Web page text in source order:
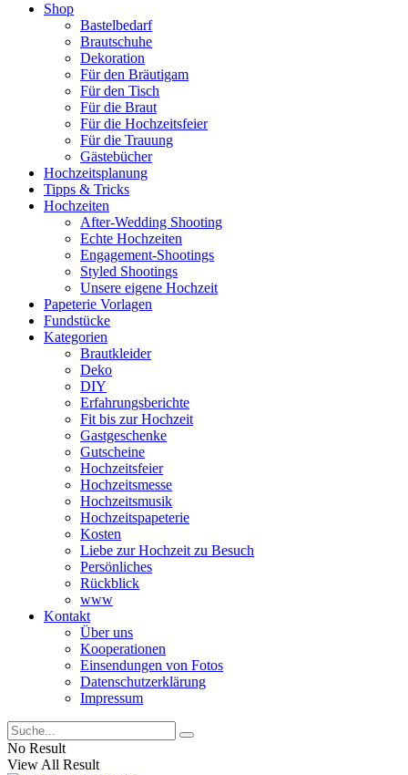
Shop
Bastelbedarf
Brautschuhe
Dekoration
Für den Bräutigam
Für den Tisch
Für die Braut
Für die Hochzeitsfeier
Für die Trauung
Gästebücher
Hochzeitsplanung
Tipps & Tricks
Hochzeiten
After-Wedding Shooting
Echte Hochzeiten
Engagement-Shootings
Styled Shootings
Unsere eigene Hochzeit
Papeterie Vorlagen
Fundstücke
Kategorien
Brautkleider
Deko
DIY
Erfahrungsberichte
Fit bis zur Hochzeit
Gastgeschenke
Gutscheine
Hochzeitsfeier
Hochzeitsmesse
Hochzeitsmusik
Hochzeitspapeterie
Kosten
Liebe zur Hochzeit zu Besuch
Persönliches
Rückblick
www
Kontakt
Über uns
Kooperationen
Einsendungen von Fotos
Datenschutzerklärung
Impressum
No Result
View All Result